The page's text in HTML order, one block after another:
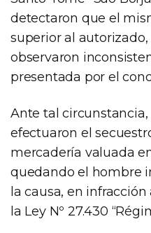
detectaron que el
superior al
observaron
presentada por el
Ante tal
efectuaron el
mercadería valuada
quedando el hombre
la causa, en
la Ley Nº 27.430